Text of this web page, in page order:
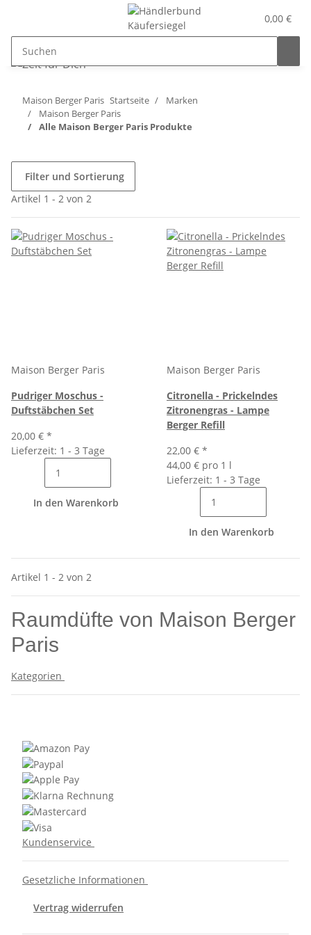
0,00 €
Maison Berger Paris Startseite
Marken
Maison Berger Paris
Alle Maison Berger Paris Produkte
Filter und Sortierung
Artikel 1 - 2 von 2
Maison Berger Paris
Pudriger Moschus -
Duftstäbchen Set
20,00 € *
Lieferzeit: 1 - 3 Tage
In den Warenkorb
Maison Berger Paris
Citronella - Prickelndes
Zitronengras - Lampe
Berger Refill
22,00 € *
44,00 € pro 1 l
Lieferzeit: 1 - 3 Tage
In den Warenkorb
Artikel 1 - 2 von 2
Raumdüfte von Maison Berger
Paris
Kategorien
Kundenservice
Gesetzliche Informationen
Vertrag widerrufen